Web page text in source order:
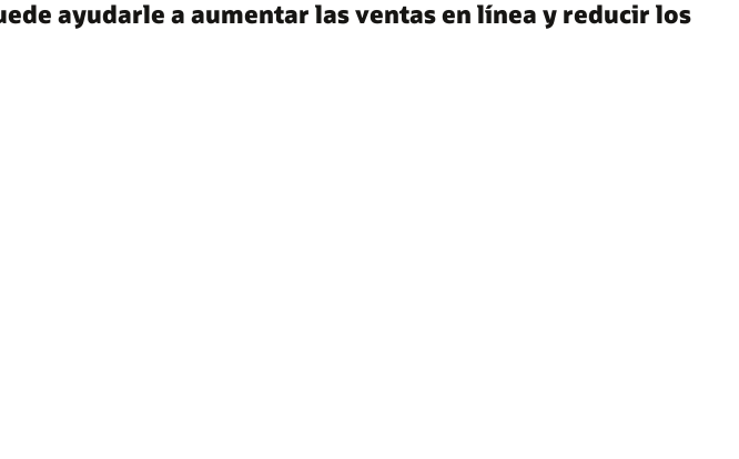
ayudarle a aumentar las ventas en línea y reducir los